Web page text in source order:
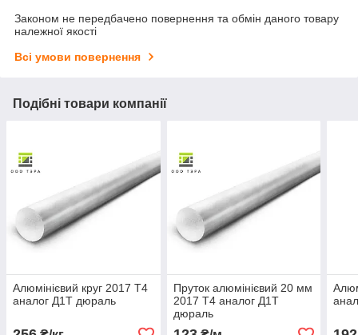
Законом не передбачено повернення та обмін даного товару
належної якості
Всі умови повернення
Подібні товари компанії
Алюмінієвий круг 2017 Т4
аналог Д1Т дюраль
Пруток алюмінієвий 20 мм
2017 Т4 аналог Д1Т
дюраль